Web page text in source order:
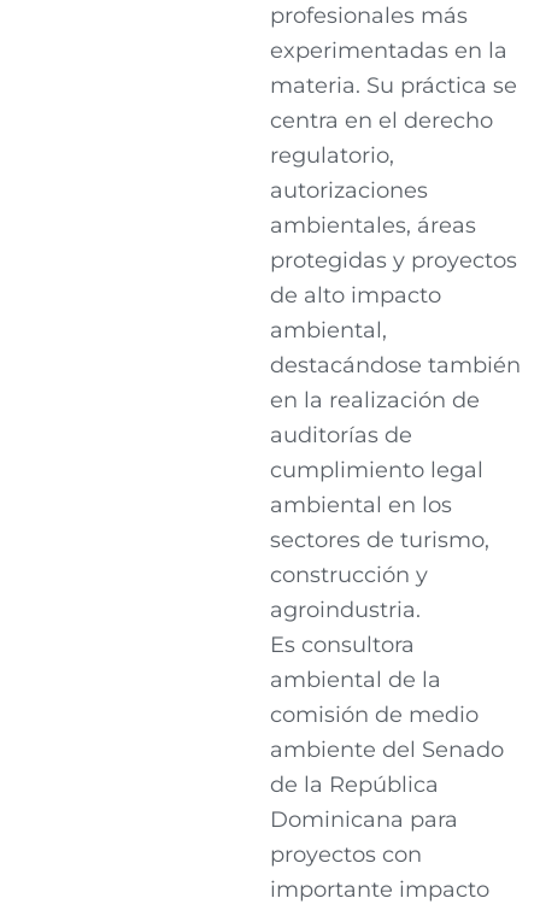
profesionales más
experimentadas en la
materia. Su práctica se
centra en el derecho
regulatorio,
autorizaciones
ambientales, áreas
protegidas y proyectos
de alto impacto
ambiental,
destacándose también
en la realización de
auditorías de
cumplimiento legal
ambiental en los
sectores de turismo,
construcción y
agroindustria.
Es consultora
ambiental de la
comisión de medio
ambiente del Senado
de la República
Dominicana para
proyectos con
importante impacto